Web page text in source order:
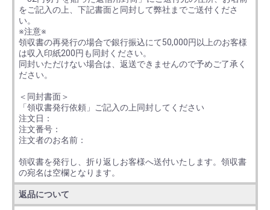
をご記入の上、下記書面と同封して弊社までご送付くださ
い。
※注意※
領収書の再発行の場合で銀行振込にて50,000円以上のお客様
は収入印紙200円も同封ください。
同封いただけない場合は、返送できませんので予めご了承く
ださい。
＜同封書面＞
「領収書発行依頼」ご記入の上同封してください
注文日：
注文番号：
注文者のお名前：
領収書を発行し、折り返しお客様へ送付いたします。領収書
の宛名は空欄となります。
返品について